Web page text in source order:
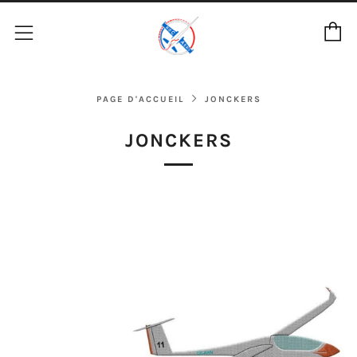
Menu
PAGE D'ACCUEIL JONCKERS
JONCKERS